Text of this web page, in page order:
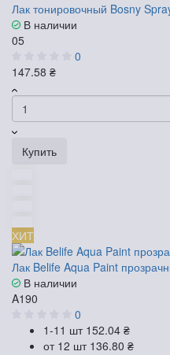
Лак тонировочный Bosny
В наличии
05
0
147.58 ₴
Купить
ХИТ
Лак Belife Aqua Paint
В наличии
A190
0
1-11 шт 152.04 ₴
от 12 шт 136.80 ₴